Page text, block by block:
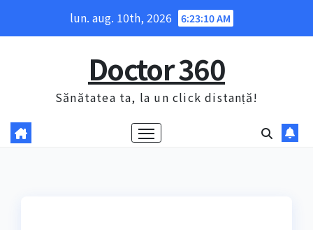
lun. aug. 10th, 2026 6:23:11 AM
Doctor 360
Sănătatea ta, la un click distanță!